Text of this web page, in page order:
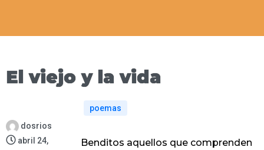
El viejo y la vida
dosrios
abril 24,
poemas
Benditos aquellos que comprenden